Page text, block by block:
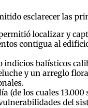
esclarecer las
localizar y
contigua al
indicios balísticos
y un arreglo
los cuales 13.000
del